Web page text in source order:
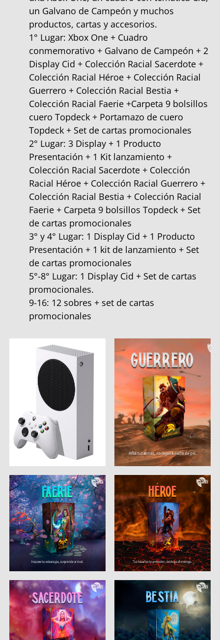
un Galvano de Campeón y muchos
productos, cartas y accesorios.
1° Lugar: Xbox One + Cuadro
conmemorativo + Galvano de Campeón + 2
Display Cid + Colección Racial Sacerdote +
Colección Racial Héroe + Colección Racial
Guerrero + Colección Racial Bestia +
Colección Racial Faerie +Carpeta 9 bolsillos
cuero Topdeck + Portamazo de cuero
Topdeck + Set de cartas promocionales
2° Lugar: 3 Display + 1 Producto
Presentación + 1 Kit lanzamiento +
Colección Racial Sacerdote + Colección
Racial Héroe + Colección Racial Guerrero +
Colección Racial Bestia + Colección Racial
Faerie + Carpeta 9 bolsillos Topdeck + Set
de cartas promocionales
3° y 4° Lugar: 1 Display Cid + 1 Producto
Presentación + 1 kit de lanzamiento + Set
de cartas promocionales
5°-8° Lugar: 1 Display Cid + Set de cartas
promocionales.
9-16: 12 sobres + set de cartas
promocionales